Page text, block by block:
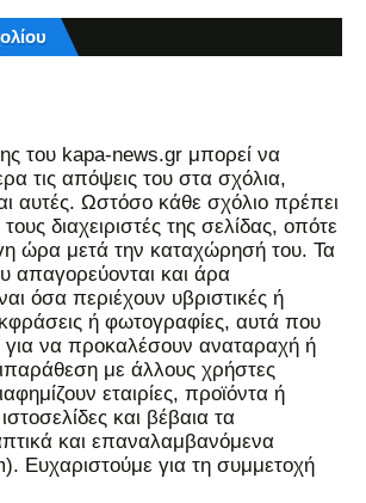
του kapa-news.gr μπορεί να
τις απόψεις του στα σχόλια,
αυτές. Ωστόσο κάθε σχόλιο πρέπει
διαχειριστές της σελίδας, οπότε
ώρα μετά την καταχώρησή του. Τα
απαγορεύονται και άρα
όσα περιέχουν υβριστικές ή
ή φωτογραφίες, αυτά που
για να προκαλέσουν αναταραχή ή
με άλλους χρήστες
εταιρίες, προϊόντα ή
και βέβαια τα
και επαναλαμβανόμενα
Ευχαριστούμε για τη συμμετοχή